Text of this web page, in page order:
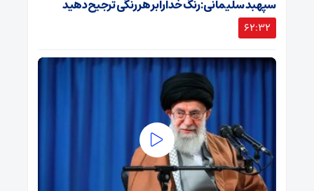
سپهبد سلیمانی: رنگ خدا را بر هر رنگی ترجیح دهید
62:32